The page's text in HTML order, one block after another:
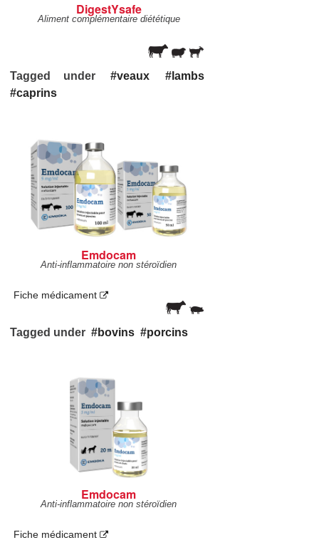
DigestYsafe
Aliment complémentaire diététique
Tagged under veaux
lambs
caprins
Emdocam
Anti-inflammatoire non stéroïdien
Fiche médicament
Tagged under bovins porcins
Emdocam
Anti-inflammatoire non stéroïdien
Fiche médicament